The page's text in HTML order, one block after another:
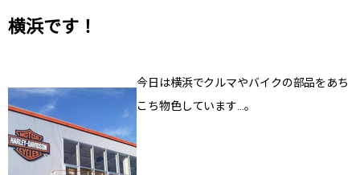
横浜です！
今日は横浜でクルマやバイクの部品をあち
こち物色しています…。